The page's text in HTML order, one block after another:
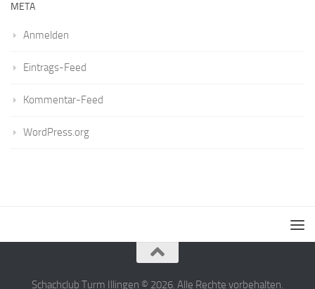
META
Anmelden
Eintrags-Feed
Kommentar-Feed
WordPress.org
Schachclub Turm Illingen © 2026. Alle Rechte vorbehalten.